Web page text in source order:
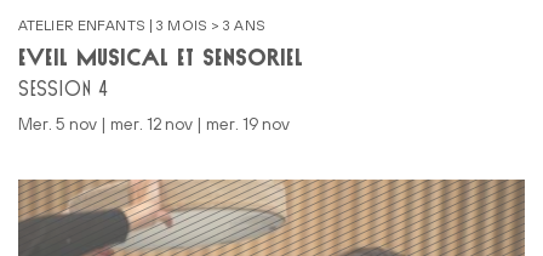
ATELIER ENFANTS | 3 MOIS > 3 ANS
ÉVEIL MUSICAL ET SENSORIEL
SESSION 4
mer. 5 nov | mer. 12 nov | mer. 19 nov